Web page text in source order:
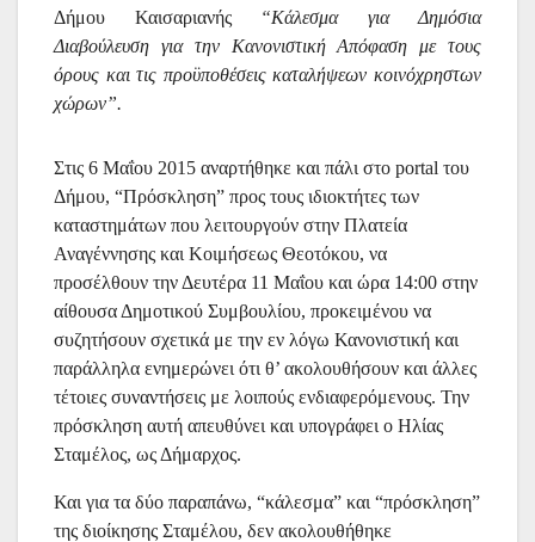
Δήμου Καισαριανής
“Κάλεσμα για Δημόσια
Διαβούλευση για την Κανονιστική Απόφαση με τους
όρους και τις προϋποθέσεις καταλήψεων κοινόχρηστων
χώρων”.
Στις 6 Μαΐου 2015 αναρτήθηκε και πάλι στο portal του
Δήμου, “Πρόσκληση” προς τους ιδιοκτήτες των
καταστημάτων που λειτουργούν στην Πλατεία
Αναγέννησης και Κοιμήσεως Θεοτόκου, να
προσέλθουν την Δευτέρα 11 Μαΐου και ώρα 14:00 στην
αίθουσα Δημοτικού Συμβουλίου, προκειμένου να
συζητήσουν σχετικά με την εν λόγω Κανονιστική και
παράλληλα ενημερώνει ότι θ’ ακολουθήσουν και άλλες
τέτοιες συναντήσεις με λοιπούς ενδιαφερόμενους. Την
πρόσκληση αυτή απευθύνει και υπογράφει ο Ηλίας
Σταμέλος, ως Δήμαρχος.
Και για τα δύο παραπάνω, “κάλεσμα” και “πρόσκληση”
της διοίκησης Σταμέλου, δεν ακολουθήθηκε